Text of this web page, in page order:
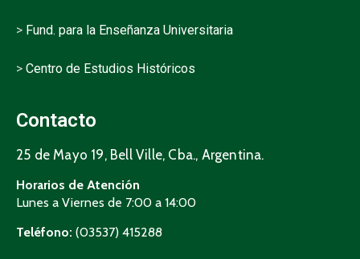
> Fund. para la Enseñanza Universitaria
> Centro de Estudios Históricos
Contacto
25 de Mayo 19, Bell Ville, Cba., Argentina.
Horarios de Atención
Lunes a Viernes de 7:00 a 14:00
Teléfono: (03537) 415288